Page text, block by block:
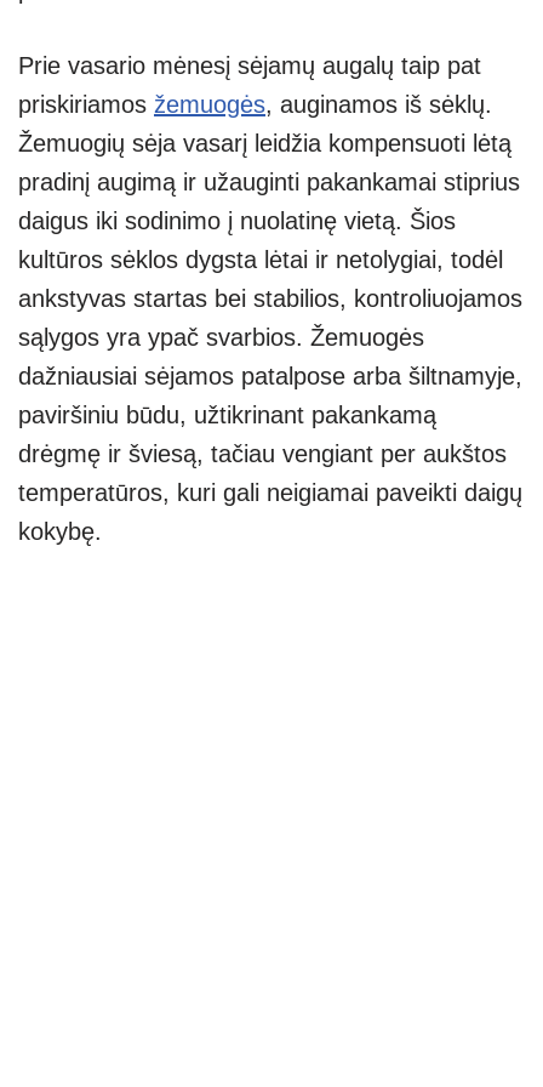
Prie vasario mėnesį sėjamų augalų taip pat
priskiriamos žemuogės, auginamos iš sėklų.
Žemuogių sėja vasarį leidžia kompensuoti lėtą
pradinį augimą ir užauginti pakankamai stiprius
daigus iki sodinimo į nuolatinę vietą. Šios
kultūros sėklos dygsta lėtai ir netolygiai, todėl
ankstyvas startas bei stabilios, kontroliuojamos
sąlygos yra ypač svarbios. Žemuogės
dažniausiai sėjamos patalpose arba šiltnamyje,
paviršiniu būdu, užtikrinant pakankamą
drėgmę ir šviesą, tačiau vengiant per aukštos
temperatūros, kuri gali neigiamai paveikti daigų
kokybę.